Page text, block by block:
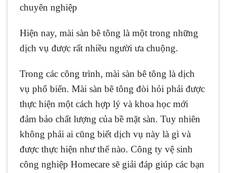
chuyên nghiệp
Hiện nay, mài sàn bê tông là một trong những
dịch vụ được rất nhiều người ưa chuộng.
Trong các công trình, mài sàn bê tông là dịch
vụ phổ biến. Mài sàn bê tông đòi hỏi phải được
thực hiện một cách hợp lý và khoa học mới
đảm bảo chất lượng của bề mặt sàn. Tuy nhiên
không phải ai cũng biết dịch vụ này là gì và
được thực hiện như thế nào. Công ty vệ sinh
công nghiệp Homecare sẽ giải đáp giúp các bạn